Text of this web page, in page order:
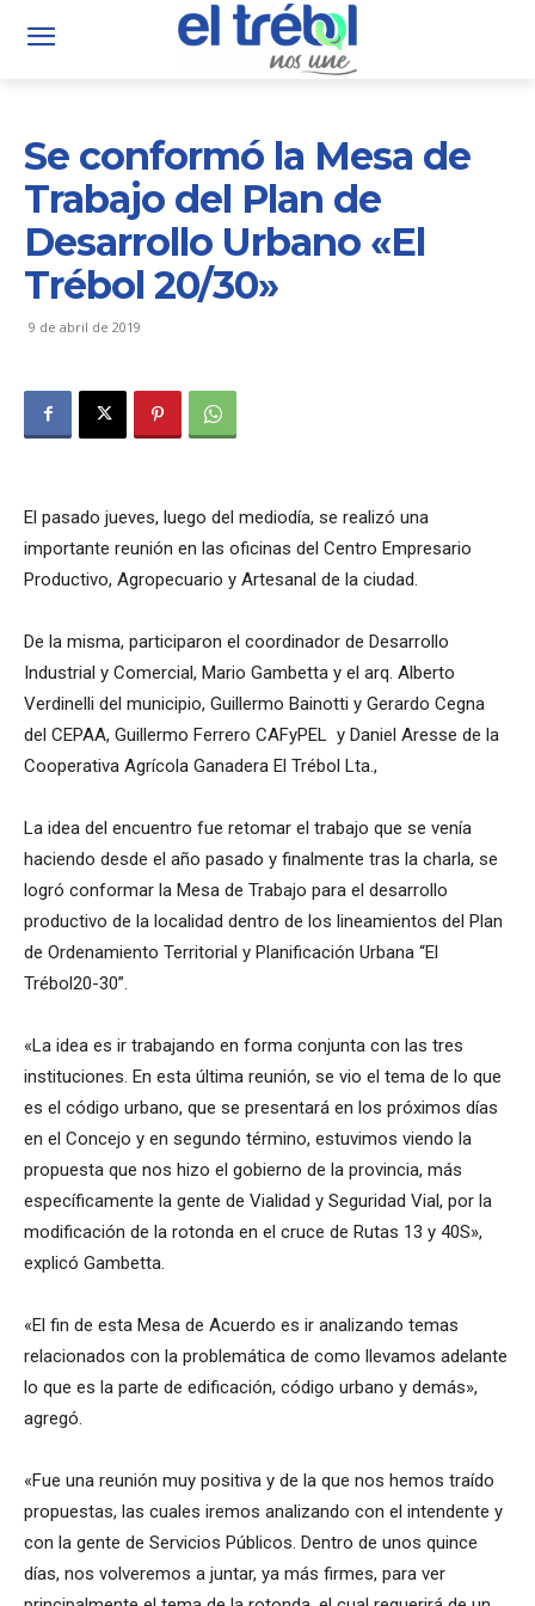
Se conformó la Mesa de
Trabajo del Plan de
Desarrollo Urbano «El
Trébol 20/30»
9 de abril de 2019
El pasado jueves, luego del mediodía, se realizó una
importante reunión en las oficinas del Centro Empresario
Productivo, Agropecuario y Artesanal de la ciudad.
De la misma, participaron el coordinador de Desarrollo
Industrial y Comercial, Mario Gambetta y el arq. Alberto
Verdinelli del municipio, Guillermo Bainotti y Gerardo Cegna
del CEPAA, Guillermo Ferrero CAFyPEL y Daniel Aresse de la
Cooperativa Agrícola Ganadera El Trébol Lta.,
La idea del encuentro fue retomar el trabajo que se venía
haciendo desde el año pasado y finalmente tras la charla, se
logró conformar la Mesa de Trabajo para el desarrollo
productivo de la localidad dentro de los lineamientos del Plan
de Ordenamiento Territorial y Planificación Urbana “El
Trébol20-30”.
«La idea es ir trabajando en forma conjunta con las tres
instituciones. En esta última reunión, se vio el tema de lo que
es el código urbano, que se presentará en los próximos días
en el Concejo y en segundo término, estuvimos viendo la
propuesta que nos hizo el gobierno de la provincia, más
específicamente la gente de Vialidad y Seguridad Vial, por la
modificación de la rotonda en el cruce de Rutas 13 y 40S»,
explicó Gambetta.
«El fin de esta Mesa de Acuerdo es ir analizando temas
relacionados con la problemática de como llevamos adelante
lo que es la parte de edificación, código urbano y demás»,
agregó.
«Fue una reunión muy positiva y de la que nos hemos traído
propuestas, las cuales iremos analizando con el intendente y
con la gente de Servicios Públicos. Dentro de unos quince
días, nos volveremos a juntar, ya más firmes, para ver